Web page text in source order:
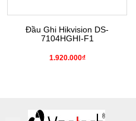
Đầu Ghi Hikvision DS-
7104HGHI-F1
1.920.000₫